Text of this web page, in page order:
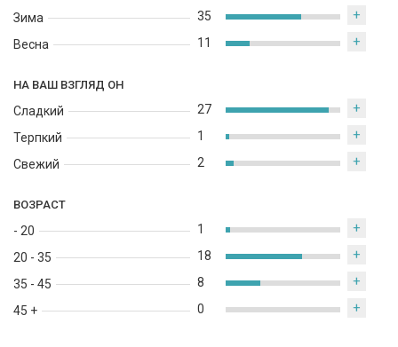
Зима
Весна
35 +
11 +
НА ВАШ ВЗГЛЯД ОН
Сладкий
Терпкий
Свежий
27 +
1 +
2 +
ВОЗРАСТ
- 20
20 - 35
35 - 45
45 +
1 +
18 +
8 +
0 +